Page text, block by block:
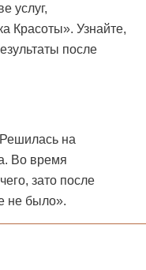
услуг,
Красоты». Узнайте,
после
на
Во время
зато после
не было».